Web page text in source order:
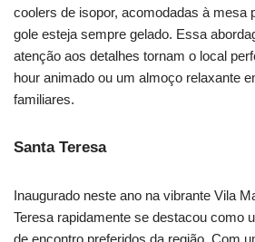
coolers de isopor, acomodadas à mesa
gole esteja sempre gelado. Essa
atenção aos detalhes tornam o local
hour animado ou um almoço relaxante
familiares.
Santa Teresa
Inaugurado neste ano na vibrante Vila
Teresa rapidamente se destacou como